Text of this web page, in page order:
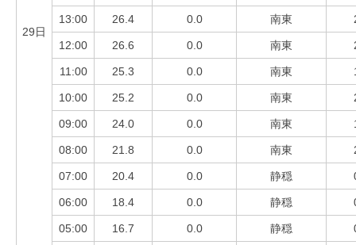
29日
13:00 26.4 0.0 南東
12:00 26.6 0.0 南東
11:00 25.3 0.0 南東
10:00 25.2 0.0 南東
09:00 24.0 0.0 南東
08:00 21.8 0.0 南東
07:00 20.4 0.0 静穏
06:00 18.4 0.0 静穏
05:00 16.7 0.0 静穏